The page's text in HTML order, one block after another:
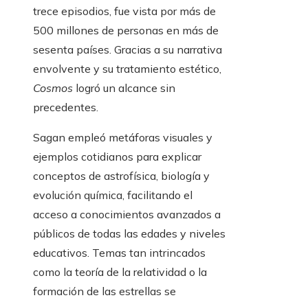
trece episodios, fue vista por más de
500 millones de personas en más de
sesenta países. Gracias a su narrativa
envolvente y su tratamiento estético,
Cosmos logró un alcance sin
precedentes.
Sagan empleó metáforas visuales y
ejemplos cotidianos para explicar
conceptos de astrofísica, biología y
evolución química, facilitando el
acceso a conocimientos avanzados a
públicos de todas las edades y niveles
educativos. Temas tan intrincados
como la teoría de la relatividad o la
formación de las estrellas se